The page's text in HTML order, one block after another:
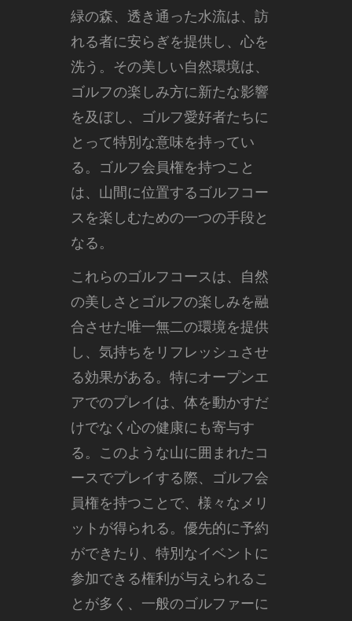
緑の森、透き通った水流は、訪
れる者に安らぎを提供し、心を
洗う。その美しい自然環境は、
ゴルフの楽しみ方に新たな影響
を及ぼし、ゴルフ愛好者たちに
とって特別な意味を持ってい
る。ゴルフ会員権を持つこと
は、山間に位置するゴルフコー
スを楽しむための一つの手段と
なる。
これらのゴルフコースは、自然
の美しさとゴルフの楽しみを融
合させた唯一無二の環境を提供
し、気持ちをリフレッシュさせ
る効果がある。特にオープンエ
アでのプレイは、体を動かすだ
けでなく心の健康にも寄与す
る。このような山に囲まれたコ
ースでプレイする際、ゴルフ会
員権を持つことで、様々なメリ
ットが得られる。優先的に予約
ができたり、特別なイベントに
参加できる権利が与えられるこ
とが多く、一般のゴルファーに